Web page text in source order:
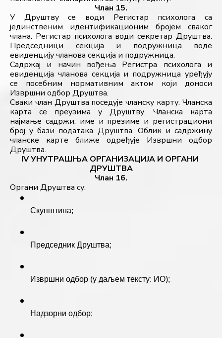
Члан 15.
У Друштву се води Регистар психолога са
јединственим идентификационим бројем сваког
члана. Регистар психолога води секретар Друштва.
Председници секција и подружница воде
евиденцију чланова секција и подружница.
Садржај и начин вођења Регистра психолога и
евиденција чланова секција и подружница уређују
се посебним нормативним актом који доноси
Извршни одбор Друштва.
Сваки члан Друштва поседује чланску карту. Чланска
карта се преузима у Друштву. Чланска карта
најмање садржи: име и презиме и регистрациони
број у бази података Друштва. Облик и садржину
чланске карте ближе одређује Извршни одбор
Друштва.
IV УНУТРАШЊА ОРГАНИЗАЦИЈА И ОРГАНИ
ДРУШТВА
Члан 16.
Органи Друштва су:
Скупштина;
Председник Друштва;
Извршни одбор (у даљем тексту: ИО);
Надзорни одбор;